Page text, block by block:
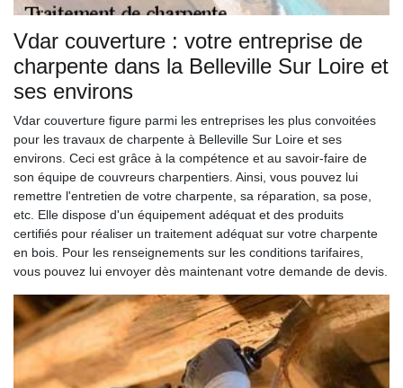
Vdar couverture : votre entreprise de
charpente dans la Belleville Sur Loire et
ses environs
Vdar couverture figure parmi les entreprises les plus convoitées
pour les travaux de charpente à Belleville Sur Loire et ses
environs. Ceci est grâce à la compétence et au savoir-faire de
son équipe de couvreurs charpentiers. Ainsi, vous pouvez lui
remettre l'entretien de votre charpente, sa réparation, sa pose,
etc. Elle dispose d'un équipement adéquat et des produits
certifiés pour réaliser un traitement adéquat sur votre charpente
en bois. Pour les renseignements sur les conditions tarifaires,
vous pouvez lui envoyer dès maintenant votre demande de devis.